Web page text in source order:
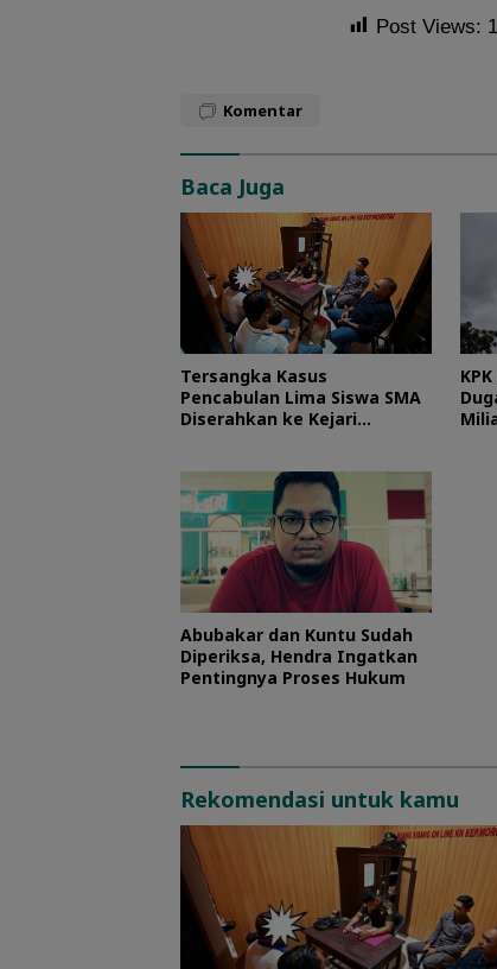
Post Views:
Komentar
Baca Juga
Tersangka Kasus
Pencabulan Lima Siswa SMA
Diserahkan ke Kejari
Abubakar dan Kuntu Sudah
Diperiksa, Hendra Ingatkan
Pentingnya Proses Hukum
Rekomendasi untuk kamu